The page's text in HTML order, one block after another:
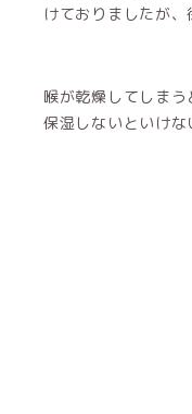
けておりましたが、
喉が乾燥してしま
保湿しないといけ